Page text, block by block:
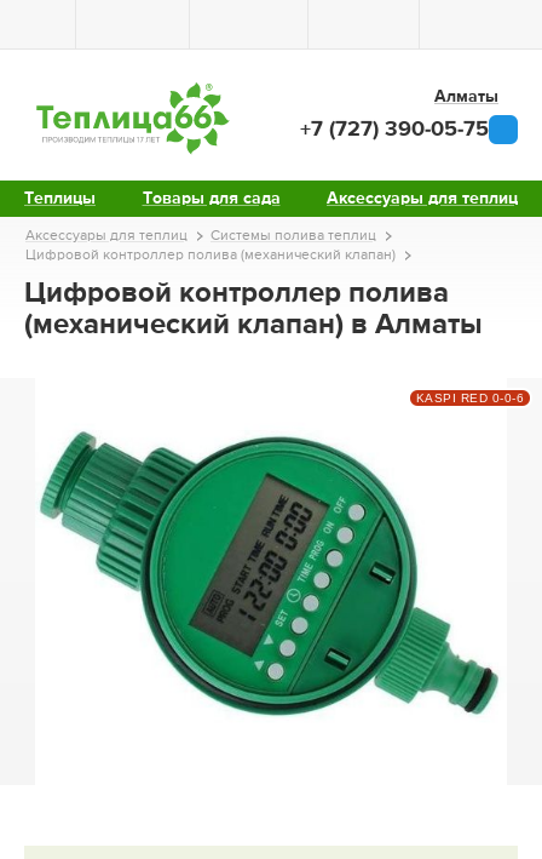
Теплицы Товары для сада Аксессуары для теплиц
Алматы
+7 (727) 390-05-75
Аксессуары для теплиц
Системы полива теплиц
Цифровой контроллер полива (механический клапан)
Цифровой контроллер полива
(механический клапан) в Алматы
KASPI RED 0-0-6